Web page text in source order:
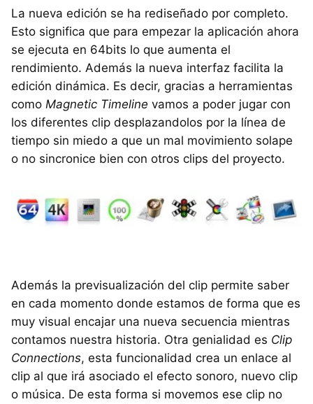
La nueva edición se ha rediseñado por completo.
Esto significa que para empezar la aplicación ahora
se ejecuta en 64bits lo que aumenta el
rendimiento. Además la nueva interfaz facilita la
edición dinámica. Es decir, gracias a herramientas
como Magnetic Timeline vamos a poder jugar con
los diferentes clip desplazandolos por la línea de
tiempo sin miedo a que un mal movimiento solape
o no sincronice bien con otros clips del proyecto.
Además la previsualización del clip permite saber
en cada momento donde estamos de forma que es
muy visual encajar una nueva secuencia mientras
contamos nuestra historia. Otra genialidad es Clip
Connections, esta funcionalidad crea un enlace al
clip al que irá asociado el efecto sonoro, nuevo clip
o música. De esta forma si movemos ese clip no